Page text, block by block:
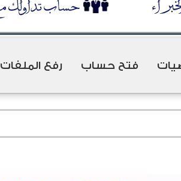
فتح حساب رفع الملفات